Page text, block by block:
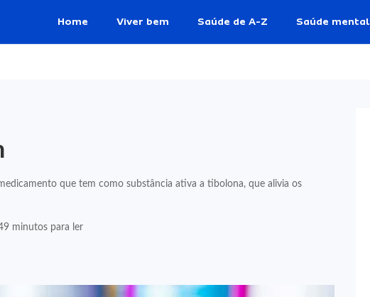
Home Viver bem Saúde de A-Z Saúde mental
que tem como substância ativa a tibolona, que alivia os
minutos para ler